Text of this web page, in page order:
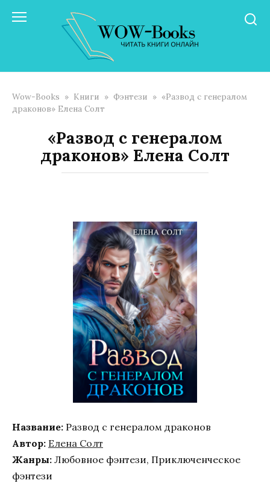
Wow-Books » Книги » Фэнтези » «Развод с генералом
драконов» Елена Солт
«Развод с генералом
драконов» Елена Солт
Название: Развод с генералом драконов
Автор: Елена Солт
Жанры: Любовное фэнтези, Приключенческое
фэнтези